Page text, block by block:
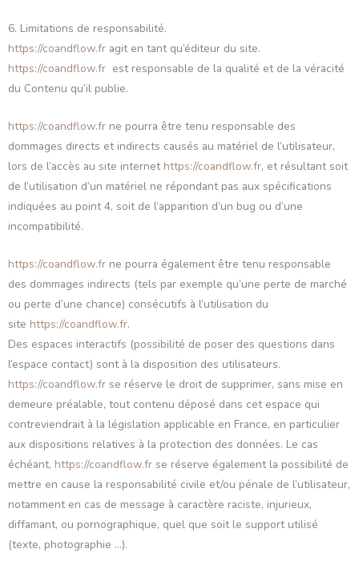
6. Limitations de responsabilité.
https://coandflow.fr agit en tant qu’éditeur du site.
https://coandflow.fr est responsable de la qualité et de la véracité
du Contenu qu’il publie.
https://coandflow.fr ne pourra être tenu responsable des
dommages directs et indirects causés au matériel de l’utilisateur,
lors de l’accès au site internet https://coandflow.fr, et résultant soit
de l’utilisation d’un matériel ne répondant pas aux spécifications
indiquées au point 4, soit de l’apparition d’un bug ou d’une
incompatibilité.
https://coandflow.fr ne pourra également être tenu responsable
des dommages indirects (tels par exemple qu’une perte de marché
ou perte d’une chance) consécutifs à l’utilisation du
site https://coandflow.fr.
Des espaces interactifs (possibilité de poser des questions dans
l’espace contact) sont à la disposition des utilisateurs.
https://coandflow.fr se réserve le droit de supprimer, sans mise en
demeure préalable, tout contenu déposé dans cet espace qui
contreviendrait à la législation applicable en France, en particulier
aux dispositions relatives à la protection des données. Le cas
échéant, https://coandflow.fr se réserve également la possibilité de
mettre en cause la responsabilité civile et/ou pénale de l’utilisateur,
notamment en cas de message à caractère raciste, injurieux,
diffamant, ou pornographique, quel que soit le support utilisé
(texte, photographie …).